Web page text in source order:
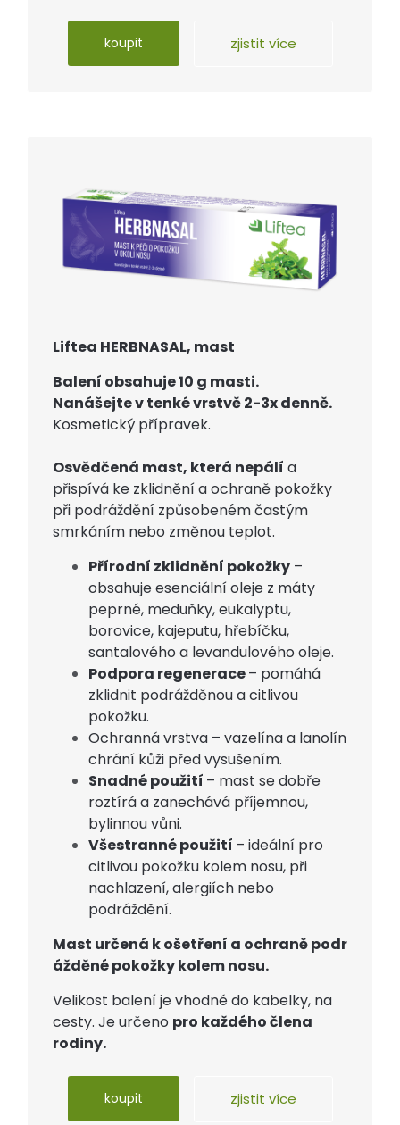
koupit zjistit více
Liftea HERBNASAL, mast
Balení obsahuje 10 g masti.
Nanášejte v tenké vrstvě 2-3x denně.
Kosmetický přípravek.
Osvědčená mast, která nepálí a
přispívá ke zklidnění a ochraně pokožky
při podráždění způsobeném častým
smrkáním nebo změnou teplot.
Přírodní zklidnění pokožky –
obsahuje esenciální oleje z máty
peprné, meduňky, eukalyptu,
borovice, kajeputu, hřebíčku,
santalového a levandulového oleje.
Podpora regenerace– pomáhá
zklidnit podrážděnou a citlivou
pokožku.
Ochranná vrstva – vazelína a lanolín
chrání kůži před vysušením.
Snadné použití – mast se dobře
roztírá a zanechává příjemnou,
bylinnou vůni.
Všestranné použití – ideální pro
citlivou pokožku kolem nosu, při
nachlazení, alergiích nebo
podráždění.
Mast určená k ošetření a ochraně podr
ážděné pokožky kolem nosu.
Velikost balení je vhodné do kabelky, na
cesty. Je určeno pro každého člena
rodiny.
koupit zjistit více